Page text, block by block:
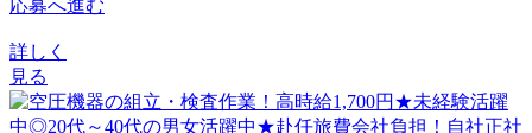
応募へ進む
詳しく
見る